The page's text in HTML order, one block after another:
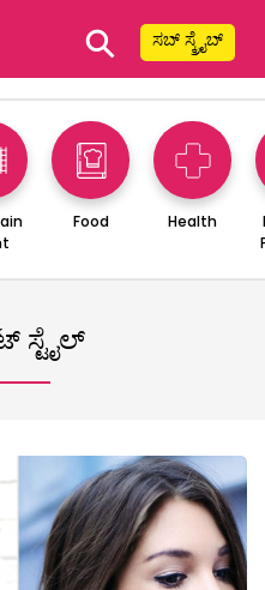
⚲ ಸಬ್ ಸ್ಕ್ರೈಬ್
Food Health
ಸ್ಟೈಲ್